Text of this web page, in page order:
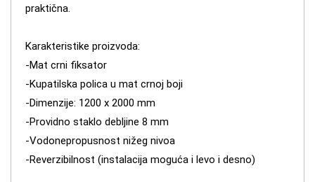
praktična.
Karakteristike proizvoda:
-Mat crni fiksator
-Kupatilska polica u mat crnoj boji
-Dimenzije: 1200 x 2000 mm
-Providno staklo debljine 8 mm
-Vodonepropusnost nižeg nivoa
-Reverzibilnost (instalacija moguća i levo i desno)